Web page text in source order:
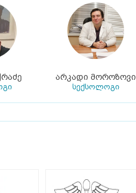
არკადი მოროზოვი
სექსოლოგი